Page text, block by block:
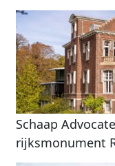
Schaap
rijksmonument